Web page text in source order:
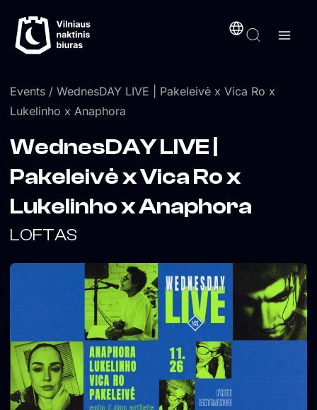
content
Events / WednesDAY LIVE | Pakeleivė x Vica Ro x
Lukelinho x Anaphora
WednesDAY LIVE |
Pakeleivė x Vica Ro x
Lukelinho x Anaphora
LOFTAS